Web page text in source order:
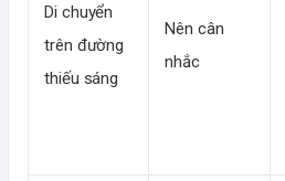
Di chuyển
trên đường
thiếu sáng
Nên cân
nhắc